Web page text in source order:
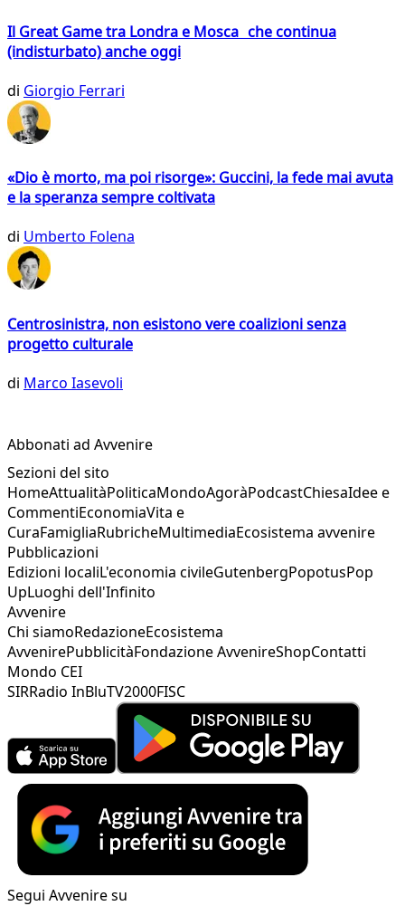
Il Great Game tra Londra e Mosca che continua
(indisturbato) anche oggi
di Giorgio Ferrari
«Dio è morto, ma poi risorge»: Guccini, la fede mai avuta
e la speranza sempre coltivata
di Umberto Folena
Centrosinistra, non esistono vere coalizioni senza
progetto culturale
di Marco Iasevoli
Abbonati ad Avvenire
Sezioni del sito
HomeAttualitàPoliticaMondoAgoràPodcastChiesaIdee e
CommentiEconomiaVita e
CuraFamigliaRubricheMultimediaEcosistema avvenire
Pubblicazioni
Edizioni localiL'economia civileGutenbergPopotusPop
UpLuoghi dell'Infinito
Avvenire
Chi siamoRedazioneEcosistema
AvvenirePubblicitàFondazione AvvenireShopContatti
Mondo CEI
SIRRadio InBluTV2000FISC
Segui Avvenire su